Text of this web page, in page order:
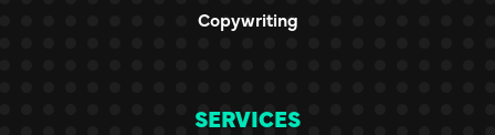
Copywriting
SERVICES